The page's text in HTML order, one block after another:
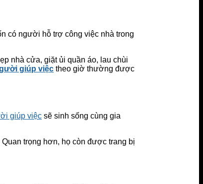
có người hỗ trợ công việc nhà trong
nhà cửa, giặt ủi quần áo, lau chùi
giúp việc theo giờ thường được
giúp việc sẽ sinh sống cùng gia
trọng hơn, họ còn được trang bị